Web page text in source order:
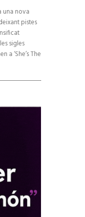
una nova
pistes
sigles
a ‘She’s The